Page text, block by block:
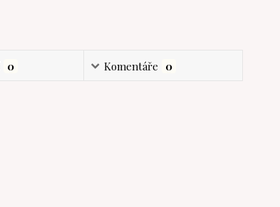
0 Komentáře 0